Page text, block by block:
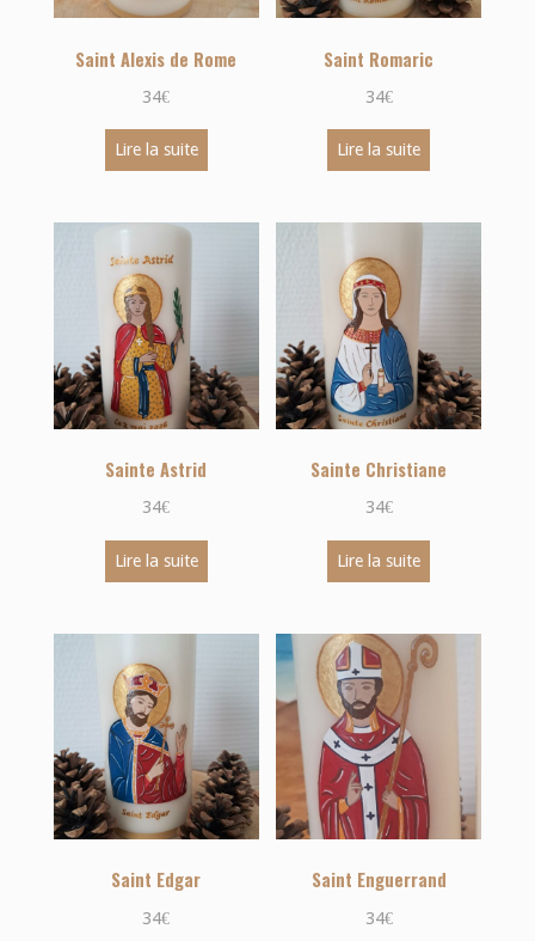
Saint Alexis de Rome
34€
Lire la suite
Saint Romaric
34€
Lire la suite
Sainte Astrid
34€
Lire la suite
Sainte Christiane
34€
Lire la suite
Saint Edgar
34€
Saint Enguerrand
34€